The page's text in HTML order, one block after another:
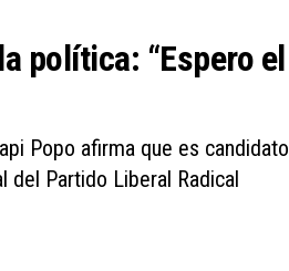
política: “Espero el
Popo afirma que es candidato
del Partido Liberal Radical